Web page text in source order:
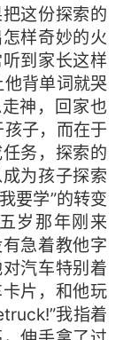
这份探索的
样奇妙的火
到家长这样
背单词就哭
神，回家也
子，而在于
务，探索的
为孩子探索
要学”的转变
岁那年刚来
急着教他字
汽车特别着
片，和他玩
我指着